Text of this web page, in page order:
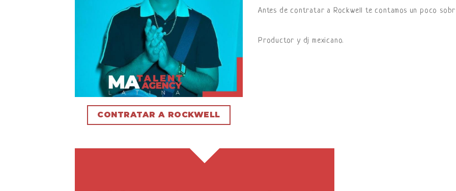
CONTRATAR A ROCKWELL
Antes de contratar a Rockwell te contamos un poco
Productor y dj mexicano.